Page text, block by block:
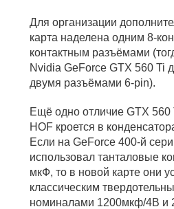
Для организации
карта наделена одним 8-
контактным разъёмами
Nvidia GeForce GTX 560 Ti
двумя разъёмами 6-pin).
Ещё одно отличие GTX 560
HOF кроется в
Если на GeForce 400-й
использовал танталовые
мкФ, то в новой карте они
классическим
номиналами 1200мкф/4В и